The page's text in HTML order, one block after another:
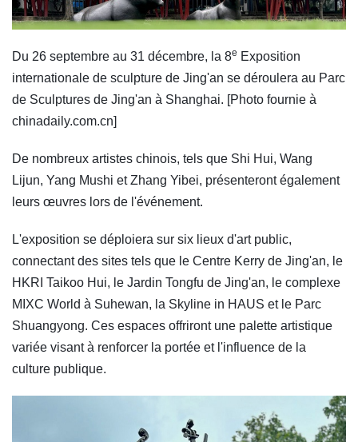
Du 26 septembre au 31 décembre, la 8e Exposition
internationale de sculpture de Jing'an se déroulera au Parc
de Sculptures de Jing'an à Shanghai. [Photo fournie à
chinadaily.com.cn]
De nombreux artistes chinois, tels que Shi Hui, Wang
Lijun, Yang Mushi et Zhang Yibei, présenteront également
leurs œuvres lors de l'événement.
L'exposition se déploiera sur six lieux d'art public,
connectant des sites tels que le Centre Kerry de Jing'an, le
HKRI Taikoo Hui, le Jardin Tongfu de Jing'an, le complexe
MIXC World à Suhewan, la Skyline in HAUS et le Parc
Shuangyong. Ces espaces offriront une palette artistique
variée visant à renforcer la portée et l'influence de la
culture publique.